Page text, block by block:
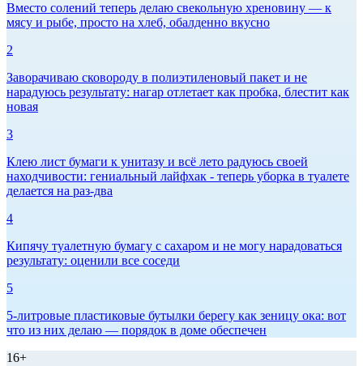
Вместо солений теперь делаю свекольную хреновину — к
мясу и рыбе, просто на хлеб, обалденно вкусно
2
Заворачиваю сковороду в полиэтиленовый пакет и не
нарадуюсь результату: нагар отлетает как пробка, блестит как
новая
3
Клею лист бумаги к унитазу и всё лето радуюсь своей
находчивости: гениальный лайфхак - теперь уборка в туалете
делается на раз-два
4
Кипячу туалетную бумагу с сахаром и не могу нарадоваться
результату: оценили все соседи
5
5-литровые пластиковые бутылки берегу как зеницу ока: вот
что из них делаю — порядок в доме обеспечен
16+